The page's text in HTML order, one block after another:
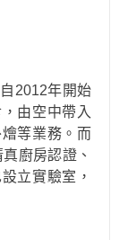
2012年開始
由空中帶入
等業務。而
廚房認證、
立實驗室，